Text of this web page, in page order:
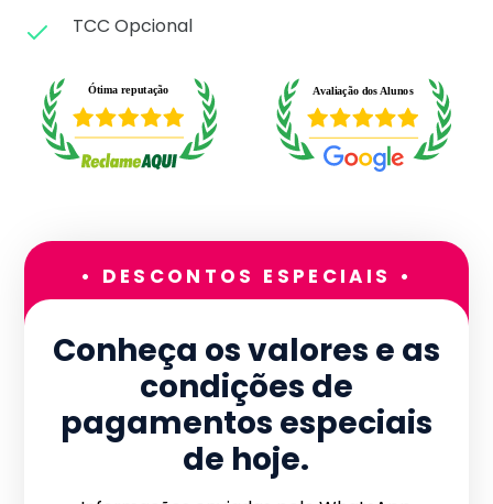
TCC Opcional
• DESCONTOS ESPECIAIS •
Conheça os valores e as
condições de
pagamentos especiais
de hoje.